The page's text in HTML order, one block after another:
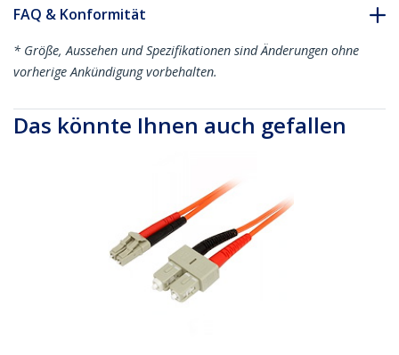
FAQ & Konformität
* Größe, Aussehen und Spezifikationen sind Änderungen ohne
vorherige Ankündigung vorbehalten.
Das könnte Ihnen auch gefallen